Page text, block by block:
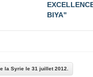
BIYA"
la Syrie le 31 juillet 2012.